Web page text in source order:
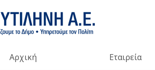
Αρχική Εταιρεία